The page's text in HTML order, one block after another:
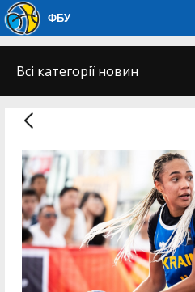
ФБУ
Всі категорії новин